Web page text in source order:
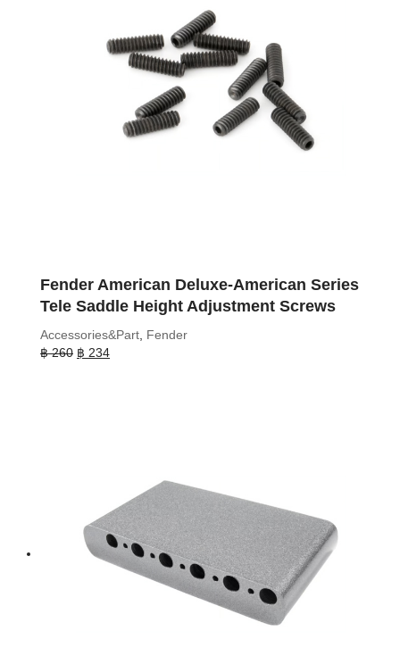
Fender American Deluxe-American Series
Tele Saddle Height Adjustment Screws
Accessories&Part, Fender
฿260 Original
฿ 234Current